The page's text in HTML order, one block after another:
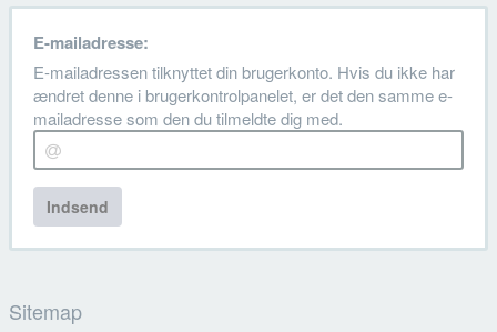
E-mailadresse:
E-mailadressen tilknyttet din brugerkonto. Hvis du ikke har
ændret denne i brugerkontrolpanelet, er det den samme e-
mailadresse som den du tilmeldte dig med.
Indsend
Sitemap